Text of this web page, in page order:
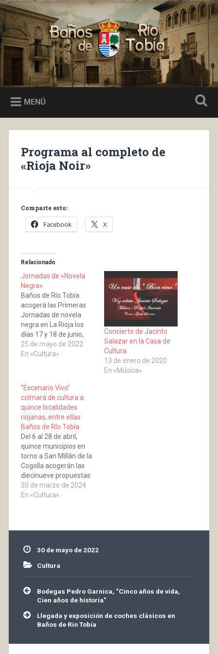
Saltar
al
contenido
Buscar
Baños de Río Tobía
MENÚ
Programa al completo de
«Rioja Noir»
Comparte esto:
Facebook X
Relacionado
Jornadas de «Novela
Negra»
Baños de Río Tobía
acogerá las Primeras
Jornadas de novela
negra en La Rioja los
días 17 y 18 de junio,
una actividad que llega
bajo el nombre de Rioja
escritoras. Además,
también intervendrán
en las mesas
redondas…
25 de mayo de 2022
En «Cultura»
Concierto de Jacinto
Salazar en la Casa de
Cultura
13 de enero de 2020
En «Música»
“Escenario Vivo”
colmará de cultura a
quince localidades
riojanas, entre ellas
Baños de Río Tobía
Del 6 al 28 de abril,
quince municipios en
torno a San Millán de la
Cogolla acogerán las
diecinueve propuestas
que constituyen esta
primera edición
Mangado; y nacionales,
Sheila Blanco o Musgö,
20 de marzo de 2024
En «Cultura»
30 de mayo de 2022
Cultura
Navegación
de
entradas
Bodegas Pedro Garnica, “Cinco años de vida,
Cien años de historia”
Llegada y exposición de coches clásicos en
Baños de Río Tobía